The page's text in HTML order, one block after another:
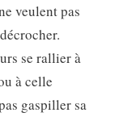
veulent pas
se rallier à
à celle
gaspiller sa